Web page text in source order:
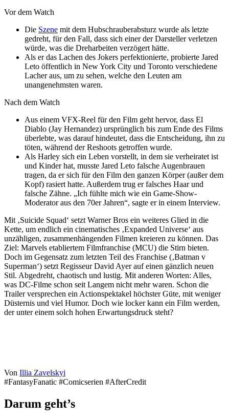
Vor dem Watch
Die Szene mit dem Hubschrauberabsturz wurde als letzte
gedreht, für den Fall, dass sich einer der Darsteller verletzen
würde, was die Dreharbeiten verzögert hätte.
Als er das Lachen des Jokers perfektionierte, probierte Jared
Leto öffentlich in New York City und Toronto verschiedene
Lacher aus, um zu sehen, welche den Leuten am
unangenehmsten waren.
Nach dem Watch
Aus einem VFX-Reel für den Film geht hervor, dass El
Diablo (Jay Hernandez) ursprünglich bis zum Ende des Films
überlebte, was darauf hindeutet, dass die Entscheidung, ihn zu
töten, während der Reshoots getroffen wurde.
Als Harley sich ein Leben vorstellt, in dem sie verheiratet ist
und Kinder hat, musste Jared Leto falsche Augenbrauen
tragen, da er sich für den Film den ganzen Körper (außer dem
Kopf) rasiert hatte. Außerdem trug er falsches Haar und
falsche Zähne. „Ich fühlte mich wie ein Game-Show-
Moderator aus den 70er Jahren“, sagte er in einem Interview.
Mit ‚Suicide Squad‘ setzt Warner Bros ein weiteres Glied in die
Kette, um endlich ein cinematisches ‚Expanded Universe‘ aus
unzähligen, zusammenhängenden Filmen kreieren zu können. Das
Ziel: Marvels etabliertem Filmfranchise (MCU) die Stirn bieten.
Doch im Gegensatz zum letzten Teil des Franchise (‚Batman v
Superman‘) setzt Regisseur David Ayer auf einen gänzlich neuen
Stil. Abgedreht, chaotisch und lustig. Mit anderen Worten: Alles,
was DC-Filme schon seit Langem nicht mehr waren. Schon die
Trailer versprechen ein Actionspektakel höchster Güte, mit weniger
Düsternis und viel Humor. Doch wie locker kann ein Film werden,
der unter einem solch hohen Erwartungsdruck steht?
Von Illia Zavelskyi
#FantasyFanatic #Comicserien #AfterCredit
Darum geht’s